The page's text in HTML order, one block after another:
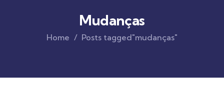
Mudanças
Home Posts tagged"mudanças"